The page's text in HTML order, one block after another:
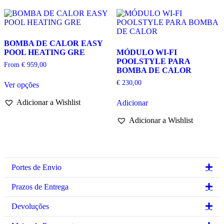
chosen
on
product
page
may
be
chosen
the
product
page
BOMBA DE CALOR EASY
POOL HEATING GRE
From € 959,00
Ver opçõesproduct
multiple
chosen
on
the
product
Adicionar a Wishlist
MÓDULO WI-FI
POOLSTYLE PARA
BOMBA DE CALOR
€230,00
Adicionar
Adicionar a Wishlist
Portes de Envio
Prazos de Entrega
Devoluções